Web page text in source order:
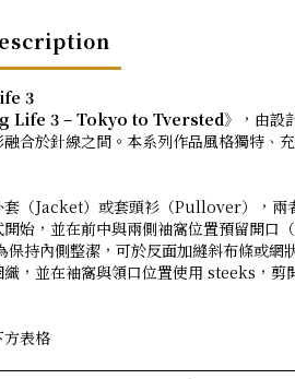
3
Life 3 – Tokyo to Tversted》，由設
合於針線之間。本系列作品風格獨特、
套（Jacket）或套頭衫（Pullover），兩
始，並在前中與兩側袖窩位置預留開
持內側整潔，可於反面加縫斜布條或網
，並在袖窩與領口位置使用 steeks，
方表格